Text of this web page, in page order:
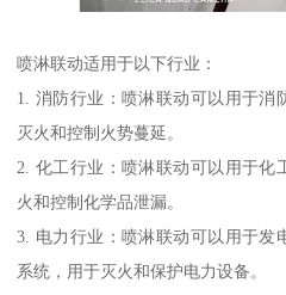
喷淋联动适用于以下行业：
1. 消防行业：喷淋联动可以用于消
灭火和控制火势蔓延。
2. 化工行业：喷淋联动可以用于化
火和控制化学品泄漏。
3. 电力行业：喷淋联动可以用于发
系统，用于灭火和保护电力设备。